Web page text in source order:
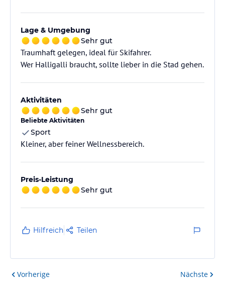
Lage & Umgebung
Sehr gut
Traumhaft gelegen, ideal für Skifahrer.
Wer Halligalli braucht, sollte lieber in die Stad gehen.
Aktivitäten
Sehr gut
Beliebte Aktivitäten
Sport
Kleiner, aber feiner Wellnessbereich.
Preis-Leistung
Sehr gut
Hilfreich Teilen
Vorherige Nächste